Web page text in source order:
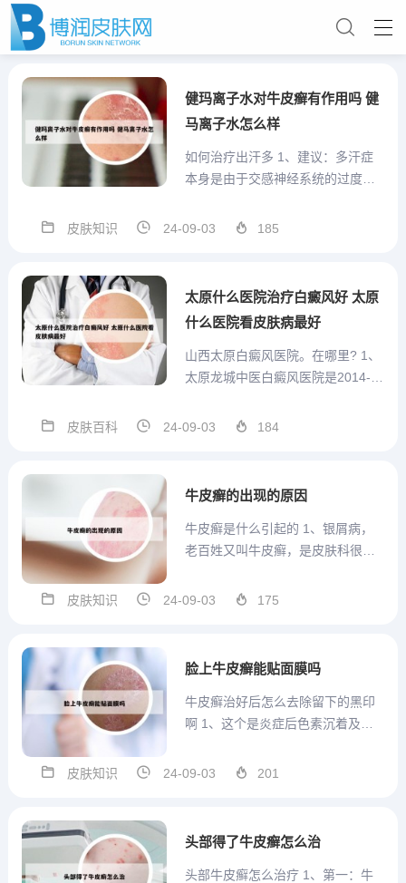
健玛离子水对牛皮癣有作用吗 健
马离子水怎么样
如何治疗出汗多 1、建议：多汗症
本身是由于交感神经系统的过度亢
感神经系统。局部以药物涂抹或电
可以真正根治。2、没有出汗多怎么
皮肤知识 24-09-03 185
太原什么医院治疗白癜风好 太原
什么医院看皮肤病最好
山西太原白癜风医院。在哪里? 1、
太原龙城中医白癜风医院是2014-1
立的个人独资企业，注册地址位于
信用代码/注册号是91140106317...
皮肤百科 24-09-03 184
牛皮癣的出现的原因
牛皮癣是什么引起的 1、银屑病，
老百姓又叫牛皮癣，是皮肤科很常
原因不是特别清楚，但基本考虑是
可能和细菌感染有关。尤其是点滴
皮肤知识 24-09-03 175
脸上牛皮癣能贴面膜吗
牛皮癣治好后怎么去除留下的黑印
啊 1、这个是炎症后色素沉着及减
慢慢会好的，一般三个月到半年左
后出现有黑印的情况，一般是属于
皮肤知识 24-09-03 201
头部得了牛皮癣怎么治
头部牛皮癣怎么治疗 1、第一：牛